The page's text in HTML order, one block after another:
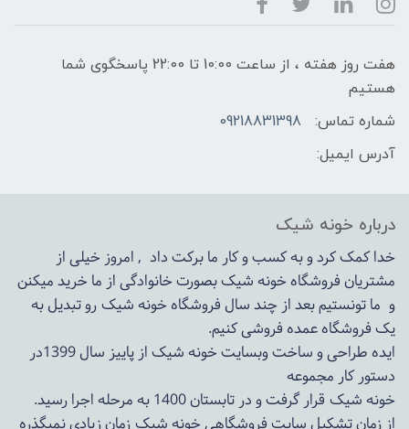
هفت روز هفته ، از ساعت 10:00 تا 22:00 پاسخگوی شما
هستیم
شماره تماس:
09218831398
آدرس ایمیل:
درباره خونه شیک
خدا کمک کرد و به کسب و کار ما برکت داد , امروز خیلی از
مشتریان فروشگاه خونه شیک بصورت خانوادگی از ما خرید میکنن
و ما تونستیم بعد از چند سال فروشگاهخونه شیکرو تبدیل به
یک فروشگاه عمده فروشی کنیم.
ایده طراحی و ساخت وبسایت خونه شیک از پاییز سال 1399در
دستور کار مجموعه
خونه شیک قرار گرفت و در تابستان 1400 به مرحله اجرا رسید.
از زمان تشکیل سایت فروشگاهیخونه شیکزمان زیادی نمیگذره